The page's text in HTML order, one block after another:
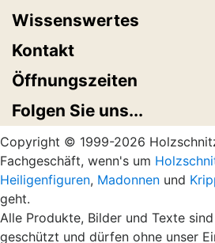
Wissenswertes
Kontakt
Öffnungszeiten
Folgen Sie uns...
Copyright © 1999-2026
Fachgeschäft, wenn's um
Heiligenfiguren, Madonnen und
geht.
Alle Produkte, Bilder und Texte
geschützt und dürfen ohne unser